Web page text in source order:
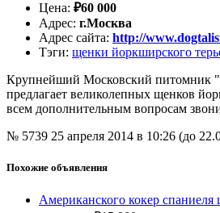
Цена: ₽60 000
Адрес: г.Москва
Адрес сайта: http://
Тэги: щенки йоркширского
Крупнейший Московский питомник
предлагает великолепных щенков
всем дополнительным вопросам
№ 5739 25 апреля 2014 в 10:26 (до
Похожие объявления
Американского кокер